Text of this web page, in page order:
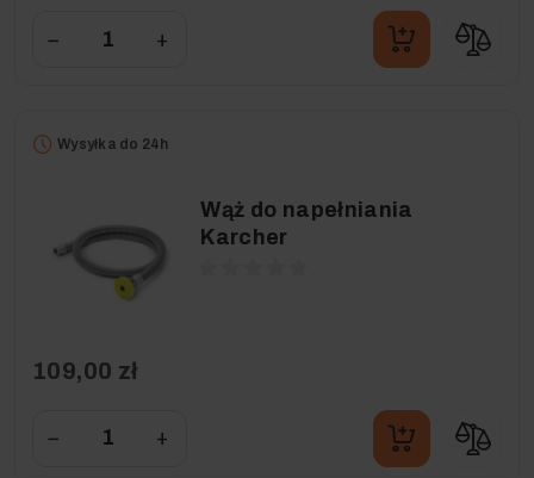
− +
Wysyłka do 24h
Wąż do napełniania
Karcher
109,00 zł
− +